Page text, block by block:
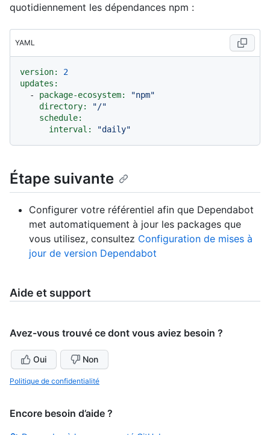
quotidiennement les dépendances npm :
YAML
version:
2
updates:
-
package-ecosystem:
"npm"
directory:
"/"
schedule:
interval:
"daily"
Étape suivante
Configurer votre référentiel afin que Dependabot
met automatiquement à jour les packages que
vous utilisez, consultez Configuration de mises à
jour de version Dependabot
Aide et support
Avez-vous trouvé ce dont vous aviez besoin ?
Oui Non
Politique de confidentialité
Encore besoin d’aide ?